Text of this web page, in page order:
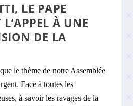
LE PAPE
À UNE
DE LA
le thème de notre Assemblée
Face à toutes les
à savoir les ravages de la